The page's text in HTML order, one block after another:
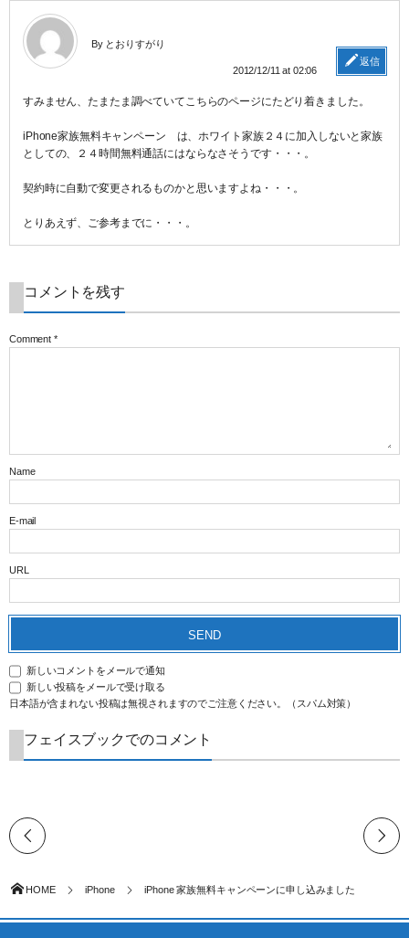
By とおりすがり
2012/12/11 at 02:06
返信
すみません、たまたま調べていてこちらのページにたどり着きました。
iPhone家族無料キャンペーン は、ホワイト家族２４に加入しないと家族
としての、２４時間無料通話にはならなさそうです・・・。
契約時に自動で変更されるものかと思いますよね・・・。
とりあえず、ご参考までに・・・。
コメントを残す
Comment *
Name
E-mail
URL
新しいコメントをメールで通知
新しい投稿をメールで受け取る
日本語が含まれない投稿は無視されますのでご注意ください。（スパム対策）
フェイスブックでのコメント
HOME iPhone iPhone 家族無料キャンペーンに申し込みました